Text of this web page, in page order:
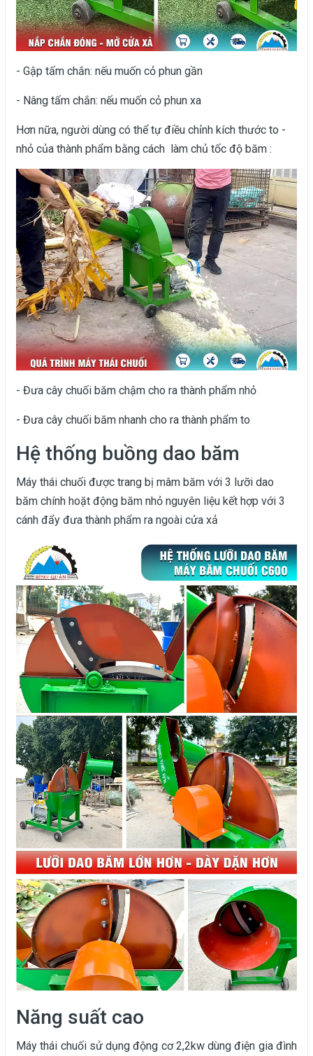
- Gập tấm chắn: nếu muốn cỏ phun gần
- Nâng tấm chắn: nếu muốn cỏ phun xa
Hơn nữa, người dùng có thể tự điều chỉnh kích thước to -
nhỏ của thành phẩm bằng cách làm chủ tốc độ băm :
- Đưa cây chuối băm chậm cho ra thành phẩm nhỏ
- Đưa cây chuối băm nhanh cho ra thành phẩm to
Hệ thống buồng dao băm
Máy thái chuối được trang bị mâm băm với 3 lưỡi dao
băm chính hoặt động băm nhỏ nguyên liệu kết hợp với 3
cánh đẩy đưa thành phẩm ra ngoài cửa xả
Năng suất cao
Máy thái chuối sử dụng động cơ 2,2kw dùng điện gia đình